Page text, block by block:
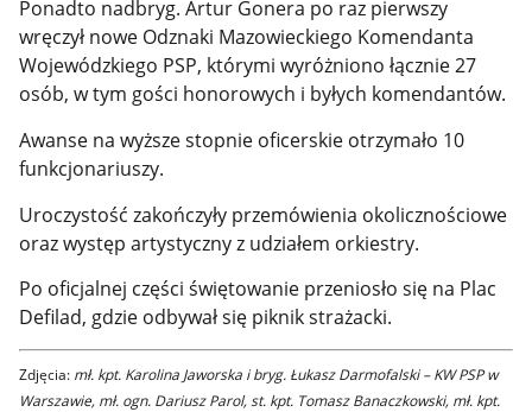
Ponadto nadbryg. Artur Gonera po raz pierwszy
wręczył nowe Odznaki Mazowieckiego Komendanta
Wojewódzkiego PSP, którymi wyróżniono łącznie 27
osób, w tym gości honorowych i byłych komendantów.
Awanse na wyższe stopnie oficerskie otrzymało 10
funkcjonariuszy.
Uroczystość zakończyły przemówienia okolicznościowe
oraz występ artystyczny z udziałem orkiestry.
Po oficjalnej części świętowanie przeniosło się na Plac
Defilad, gdzie odbywał się piknik strażacki.
Zdjęcia: mł. kpt. Karolina Jaworska i bryg. Łukasz Darmofalski – KW PSP w
Warszawie, mł. ogn. Dariusz Parol, st. kpt. Tomasz Banaczkowski, mł. kpt.